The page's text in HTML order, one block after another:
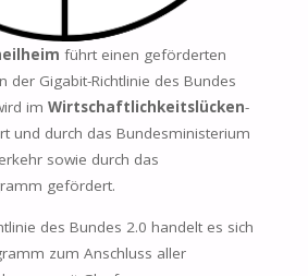
führt einen geförderten
der Gigabit-Richtlinie des Bundes
im Wirtschaftlichkeitslücken-
und durch das Bundesministerium
sowie durch das
gefördert.
des Bundes 2.0 handelt es sich
zum Anschluss aller